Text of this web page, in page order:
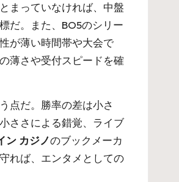
まっていなければ、中盤
だ。また、BO5のシリー
が薄い時間帯や大会で
薄さや受付スピードを確
点だ。勝率の差は小さ
ささによる錯覚、ライブ
ン カジノのブックメーカ
れば、エンタメとしての